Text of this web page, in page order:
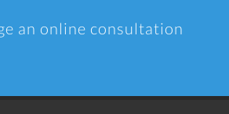
an online consultation